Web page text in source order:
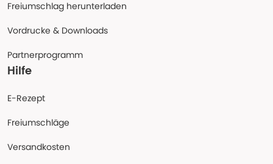
Freiumschlag herunterladen
Vordrucke & Downloads
Partnerprogramm
Hilfe
E-Rezept
Freiumschläge
Versandkosten